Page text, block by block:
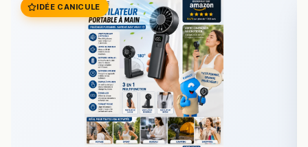
IDÉE CANICULE